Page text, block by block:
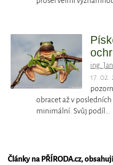
ing.
17. 02.
obracet až v
minimální. Svůj podíl…
Články na PŘÍRODA.cz,